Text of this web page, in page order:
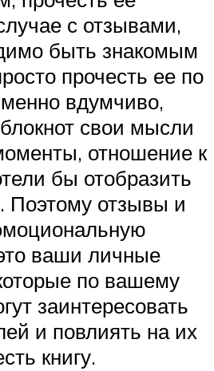
с отзывами,
быть знакомым
прочесть ее по
вдумчиво,
свои мысли
отношение к
бы отобразить
Поэтому отзывы и
ваши личные
по вашему
заинтересовать
и повлиять на их
книгу.